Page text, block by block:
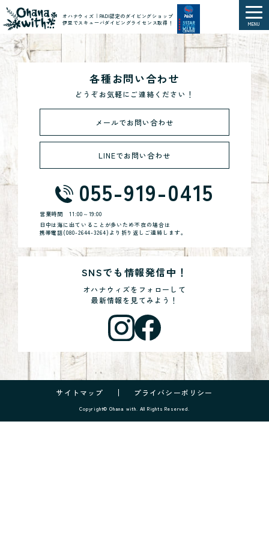
オハナウィズ｜PADI認定のダイビングショップ
伊豆でスキューバダイビングライセンス取得！
MENU
各種お問い合わせ
どうぞお気軽にご連絡ください！
メールでお問い合わせ
LINEでお問い合わせ
055-919-0415
営業時間11:00～19:00
日中は海に出ていることが多いため不在の場合は
携帯電話(080-2644-3264)より折り返しご連絡します。
SNSでも情報発信中！
オハナウィズをフォローして
最新情報を見てみよう！
サイトマップ プライバシーポリシー
Copyright© Ohana with. All Rights Reserved.